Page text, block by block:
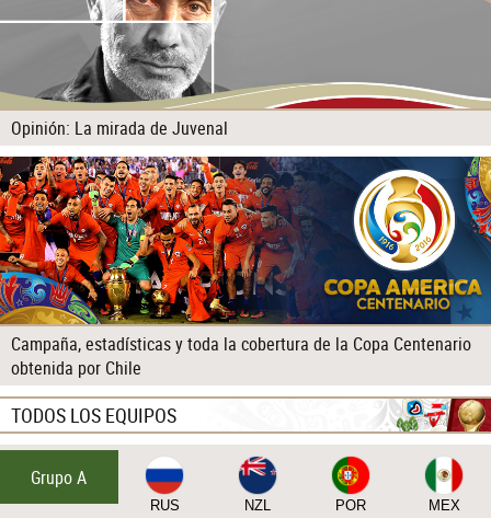
Opinión: La mirada de Juvenal
Campaña, estadísticas y toda la cobertura de la Copa Centenario
obtenida por Chile
TODOS LOS EQUIPOS
Grupo A
RUS NZL POR MEX